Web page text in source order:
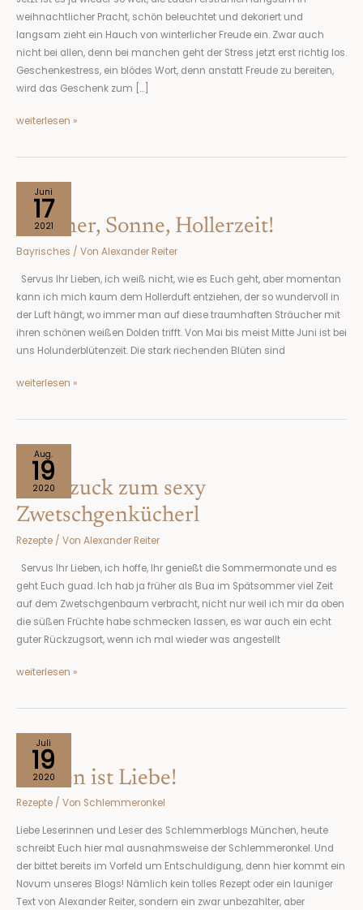
weihnachtlicher Pracht, schön beleuchtet und dekoriert und
langsam zieht ein Hauch von winterlicher Freude ein. Zwar auch
nicht bei allen, denn bei manchen geht der Stress jetzt erst richtig los.
Geschenkestress, ein blödes Wort, denn anstatt Freude zu bereiten,
wird das Geschenk zum […]
aller
Welt
weiterlesen »
Juni
17
2021
Sommer, Sonne, Hollerzeit!
Bayrisches / Von Alexander Reiter
Servus Ihr Lieben, ich weiß nicht, wie es Euch geht, aber momentan
kann ich mich kaum dem Hollerduft entziehen, der so wundervoll in
der Luft hängt, wo immer man auf diese traumhaften Sträucher mit
ihren schönen weißen Dolden trifft. Von Mai bis meist Mitte Juni ist bei
uns Holunderblütenzeit. Die stark riechenden Blüten sind
Sommer,
Hollerzeit!
weiterlesen »
Aug.
19
2020
Ruck zuck zum sexy
Zwetschgenkücherl
Rezepte / Von Alexander Reiter
Servus Ihr Lieben, ich hoffe, Ihr genießt die Sommermonate und es
geht Euch guad. Ich hab ja früher als Bua im Spätsommer viel Zeit
auf dem Zwetschgenbaum verbracht, nicht nur weil ich mir da oben
die süßen Früchte habe schmecken lassen, es war auch ein echt
guter Rückzugsort, wenn ich mal wieder was angestellt
Ruck
zum
sexy
Zwetschgenkücherl
weiterlesen »
Juli
19
2020
Backen ist Liebe!
Rezepte / Von Schlemmeronkel
Liebe Leserinnen und Leser des Schlemmerblogs München, heute
schreibt Euch hier mal ausnahmsweise der Schlemmeronkel. Und
der bittet bereits im Vorfeld um Entschuldigung, denn hier kommt ein
Novum unseres Blogs! Nämlich kein tolles Rezept oder ein launiger
Text von Alexander Reiter, sondern ein zwar unbezahlter, aber
Backen
Liebe!